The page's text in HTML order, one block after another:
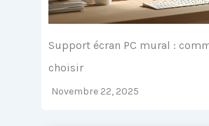
Support écran PC mural :
choisir
Novembre 22, 2025